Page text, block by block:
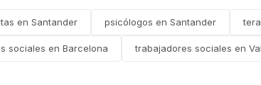
en Santander psicólogos en Santander
sociales en Barcelona trabajadores sociales en